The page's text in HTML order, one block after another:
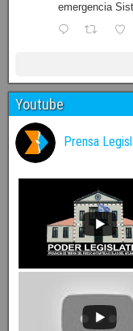
emergencia
Youtube
Prensa